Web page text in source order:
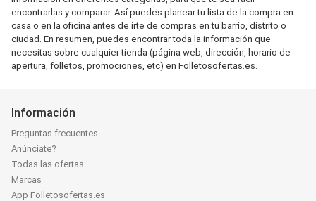
encontrarlas y comparar. Así puedes planear tu lista de la compra en
casa o en la oficina antes de irte de compras en tu barrio, distrito o
ciudad. En resumen, puedes encontrar toda la información que
necesitas sobre cualquier tienda (página web, dirección, horario de
apertura, folletos, promociones, etc) en Folletosofertas.es.
Información
Preguntas frecuentes
Anúnciate?
Todas las ofertas
Marcas
App Folletosofertas.es